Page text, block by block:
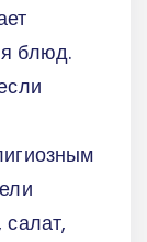
блюд.